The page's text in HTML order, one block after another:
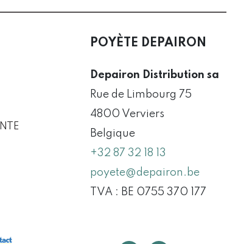
POYÈTE DEPAIRON
Depairon Distribution sa
Rue de Limbourg 75
4800 Verviers
Belgique
+32 87 32 18 13
poyete@depairon.be
TVA : BE 0755 370 177